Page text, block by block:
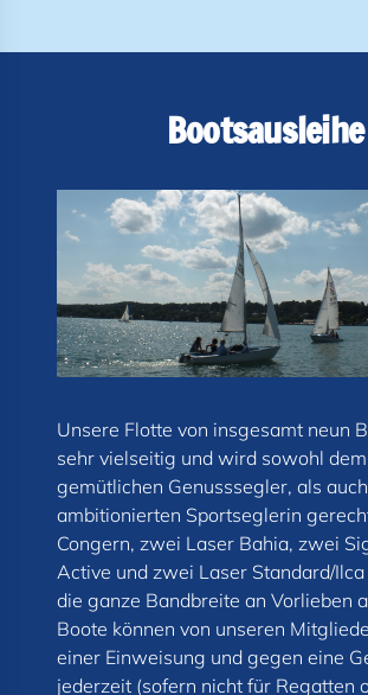
Bootsausleihe
Unsere Flotte von insgesamt neun
sehr vielseitig und wird sowohl dem
gemütlichen Genusssegler, als
ambitionierten Sportseglerin
Congern, zwei Laser Bahia, zwei
Active und zwei Laser Standard/
die ganze Bandbreite an Vorlieben
Boote können von unseren
einer Einweisung und gegen eine
jederzeit (sofern nicht für Regatten